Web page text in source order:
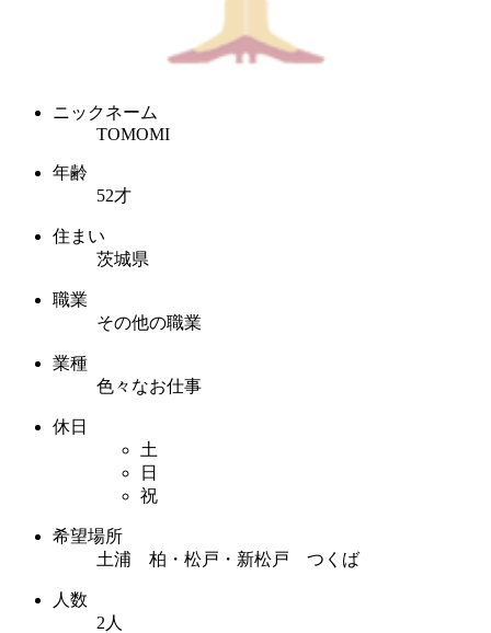
ニックネーム
TOMOMI
年齢
52才
住まい
茨城県
職業
その他の職業
業種
色々なお仕事
休日
土
日
祝
希望場所
土浦 柏・松戸・新松戸 つくば
人数
2人